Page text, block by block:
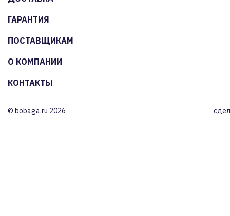
ГАРАНТИЯ
ПОСТАВЩИКАМ
О КОМПАНИИ
КОНТАКТЫ
© bobaga.ru 2026